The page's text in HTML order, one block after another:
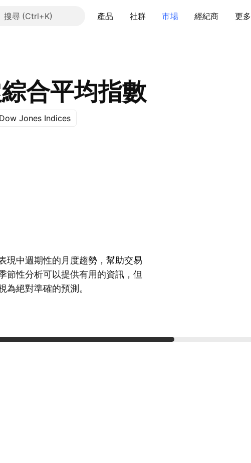
搜尋 產品 社群 市場 經紀商 更多
合平均指數
Dow Jones Indices
現中週期性的月度趨勢，幫助交易
節性分析可以提供有用的資訊，但
為絕對準確的預測。